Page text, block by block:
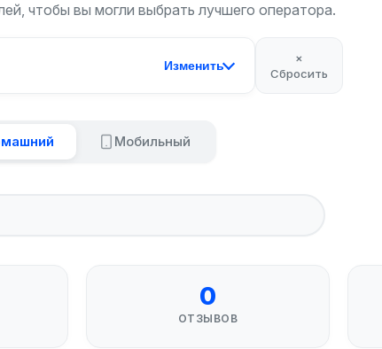
чтобы вы могли выбрать лучшего оператора.
Изменить
×
Сбросить
Мобильный
0
ОТЗЫВОВ